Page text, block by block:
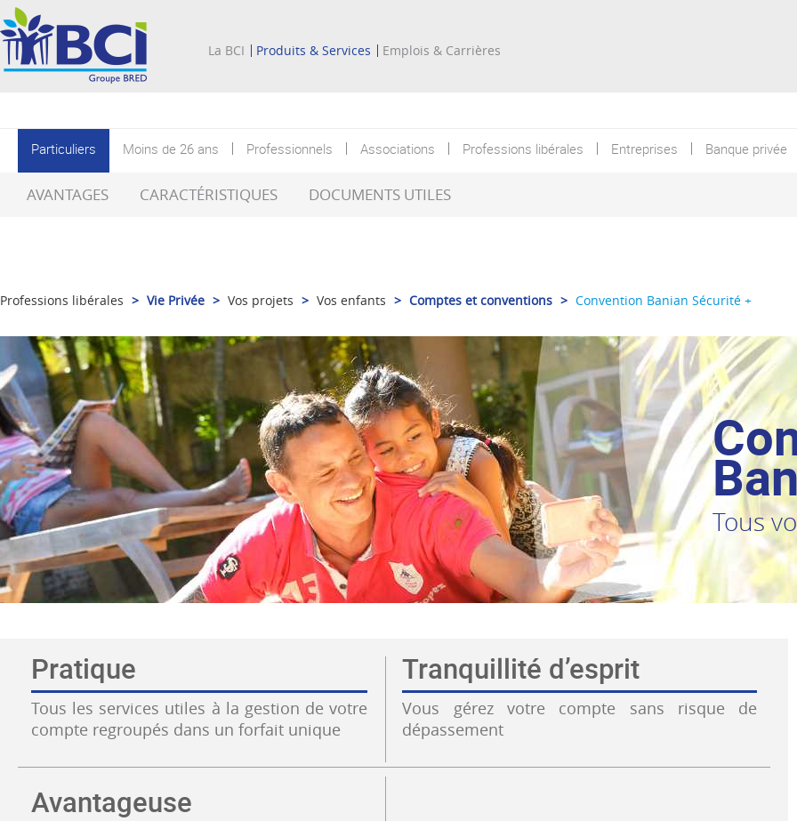
La BCI Produits & Services Emplois & Carrières
Particuliers Moins de 26 ans Professionnels Associations Professions libérales Entreprises Banque privée
AVANTAGES CARACTÉRISTIQUES DOCUMENTS UTILES
Professions libérales > Vie Privée > Vos projets > Vos enfants > Comptes et conventions > Convention Banian Sécurité +
Tous
Pratique
Tous les services utiles à la gestion de votre
compte regroupés dans un forfait unique
Tranquillité d’esprit
Vous gérez votre compte sans risque de
dépassement
Avantageuse